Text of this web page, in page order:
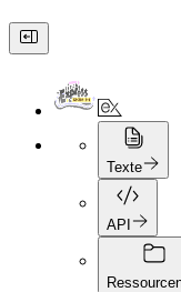
Texte
API